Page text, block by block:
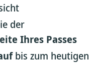
der
Ihres Passes
bis zum heutigen